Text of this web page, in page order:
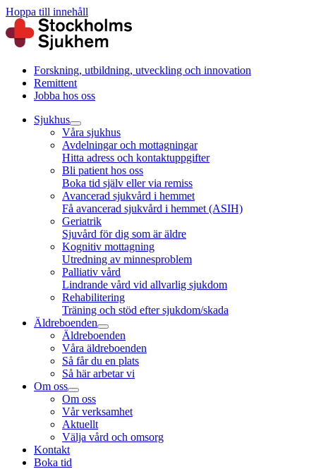
Hoppa till innehåll
Forskning, utbildning, utveckling och innovation
Remittent
Jobba hos oss
Sjukhus
Våra sjukhus
Avdelningar och mottagningar
Hitta adress och kontaktuppgifter
Bli patient hos oss
Boka tid själv eller via remiss
Avancerad sjukvård i hemmet
Få avancerad sjukvård i hemmet (ASIH)
Geriatrik
Sjuvård för dig som är äldre
Kognitiv mottagning
Utredning av minnesproblem
Palliativ vård
Lindrande vård vid allvarlig sjukdom
Rehabilitering
Träning och stöd efter sjukdom/skada
Äldreboenden
Äldreboenden
Våra äldreboenden
Så får du en plats
Så här arbetar vi
Om oss
Om oss
Vår verksamhet
Aktuellt
Välja vård och omsorg
Kontakt
Boka tid